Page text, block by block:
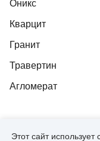
Этот сайт
Оникс
Кварцит
Гранит
Травертин
Агломерат
© 2026, CUTSTONE